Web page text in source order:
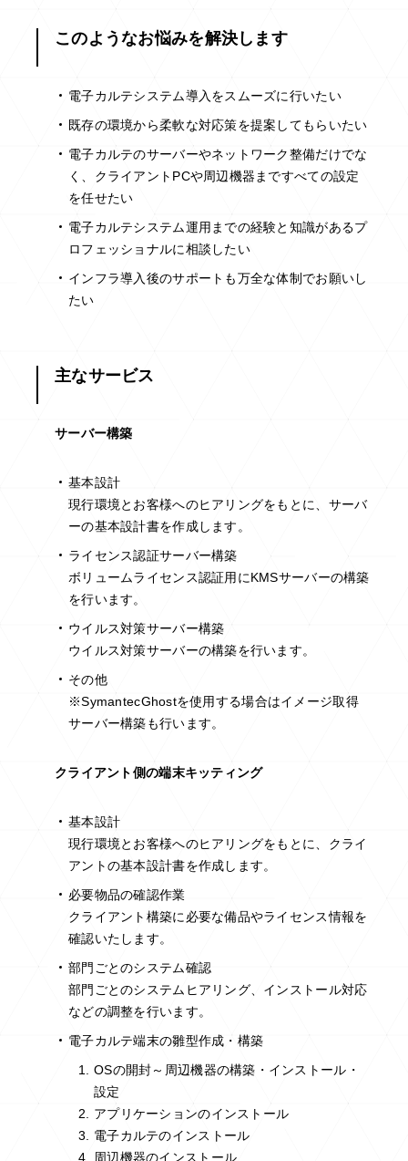
このようなお悩みを解決します
電子カルテシステム導入をスムーズに行いたい
既存の環境から柔軟な対応策を提案してもらいたい
電子カルテのサーバーやネットワーク整備だけでな
く、クライアントPCや周辺機器まですべての設定
を任せたい
電子カルテシステム運用までの経験と知識があるプ
ロフェッショナルに相談したい
インフラ導入後のサポートも万全な体制でお願いし
たい
主なサービス
サーバー構築
基本設計
現行環境とお客様へのヒアリングをもとに、サーバ
ーの基本設計書を作成します。
ライセンス認証サーバー構築
ボリュームライセンス認証用にKMSサーバーの構築
を行います。
ウイルス対策サーバー構築
ウイルス対策サーバーの構築を行います。
その他
※SymantecGhostを使用する場合はイメージ取得
サーバー構築も行います。
クライアント側の端末キッティング
基本設計
現行環境とお客様へのヒアリングをもとに、クライ
アントの基本設計書を作成します。
必要物品の確認作業
クライアント構築に必要な備品やライセンス情報を
確認いたします。
部門ごとのシステム確認
部門ごとのシステムヒアリング、インストール対応
などの調整を行います。
電子カルテ端末の雛型作成・構築
OSの開封～周辺機器の構築・インストール・
設定
アプリケーションのインストール
電子カルテのインストール
周辺機器のインストール